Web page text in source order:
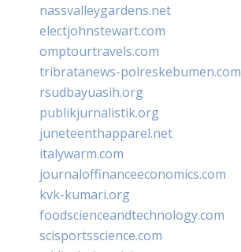
nassvalleygardens.net
electjohnstewart.com
omptourtravels.com
tribratanews-polreskebumen.com
rsudbayuasih.org
publikjurnalistik.org
juneteenthapparel.net
italywarm.com
journaloffinanceeconomics.com
kvk-kumari.org
foodscienceandtechnology.com
scisportsscience.com